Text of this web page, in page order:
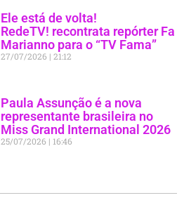
Ele está de volta!
RedeTV! recontrata repórter Fa
Marianno para o “TV Fama”
27/07/2026 21:12
Paula Assunção é a nova
representante brasileira no
Miss Grand International 2026
25/07/2026 16:46